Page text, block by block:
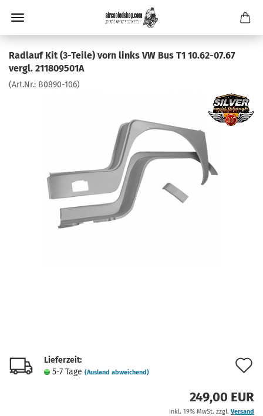
Radlauf Kit (3-Teile) vorn links VW Bus T1 10.62-07.67
vergl. 211809501A
(Art.Nr.: B0890-106)
Lieferzeit:
5-7 Tage (Ausland abweichend)
249,00 EUR
inkl. 19% MwSt. zzgl. Versand